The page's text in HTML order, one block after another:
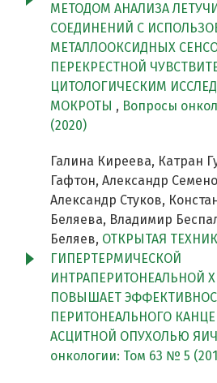
МЕТОДОМ АНАЛИЗА
СОЕДИНЕНИЙ С
МЕТАЛЛООКСИДНЫХ
ПЕРЕКРЕСТНОЙ
ЦИТОЛОГИЧЕСКИМ
МОКРОТЫ , Вопросы
(2020)
Галина Киреева, Катран
Гафтон, Александр
Александр Стуков,
Беляева, Владимир
Беляев, ОТКРЫТАЯ
ГИПЕРТЕРМИЧЕСКОЙ
ИНТРАПЕРИТОНЕАЛЬНОЙ
ПОВЫШАЕТ
ПЕРИТОНЕАЛЬНОГО
АСЦИТНОЙ ОПУХОЛЬЮ
онкологии: Том 63 № 5